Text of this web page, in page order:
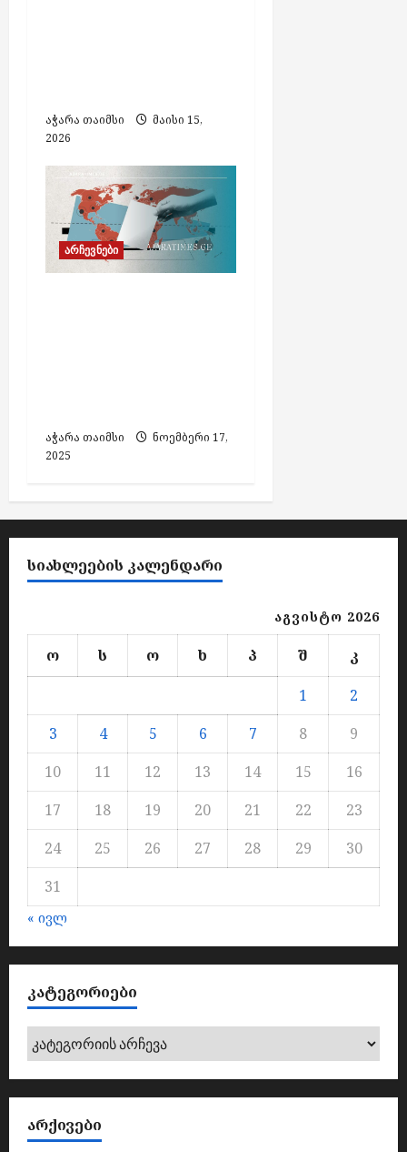
აჭარა თაიმსი
მაისი 15,
2026
არჩევნები
აჭარა თაიმსი
ნოემბერი 17,
2025
ᲡᲘᲐᲮᲚᲔᲔᲑᲘᲡ ᲙᲐᲚᲔᲜᲓᲐᲠᲘ
აგვისტო 2026
ო ს ო ხ პ შ
კ
1
2
3
4 5 6 7 8
9
10
11 12 13 14 15
16
17
18 19 20 21 22
23
24
25 26 27 28 29
30
31
« ივლ
ᲙᲐᲢᲔᲒᲝᲠᲘᲔᲑᲘ
კატეგორიები
ᲐᲠᲥᲘᲕᲔᲑᲘ